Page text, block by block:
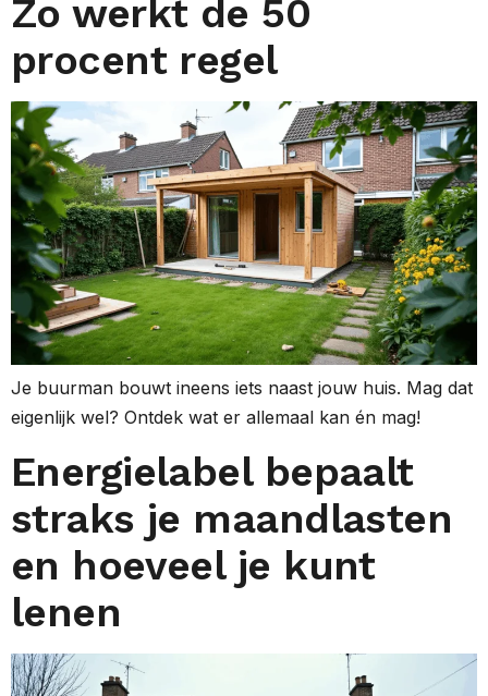
Zo werkt de 50
procent regel
Je buurman bouwt ineens iets naast jouw huis. Mag dat
eigenlijk wel? Ontdek wat er allemaal kan én mag!
Energielabel bepaalt
straks je maandlasten
en hoeveel je kunt
lenen